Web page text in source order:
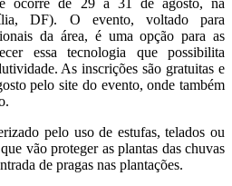
DF). O evento, voltado para
da área, é uma opção para as
essa tecnologia que possibilita
As inscrições são gratuitas e
pelo site do evento, onde também
pelo uso de estufas, telados ou
vão proteger as plantas das chuvas
de pragas nas plantações.